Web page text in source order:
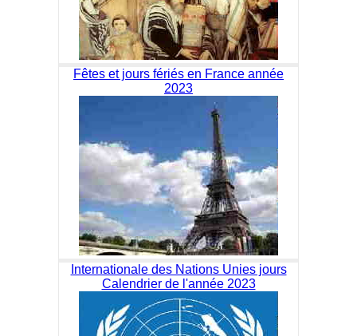
Fêtes et jours fériés en France année
2023
Internationale des Nations Unies jours
Calendrier de l'année 2023